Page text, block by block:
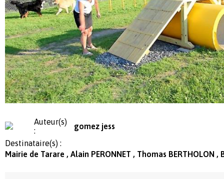
Auteur(s)
:
gomez jess
Destinataire(s) :
Mairie de Tarare , Alain PERONNET , Thomas BERTHOLON